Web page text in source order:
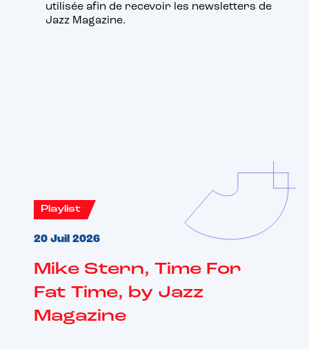
utilisée afin de recevoir les newsletters de
Jazz Magazine.
Playlist
20 Juil 2026
Mike Stern, Time For
Fat Time, by Jazz
Magazine